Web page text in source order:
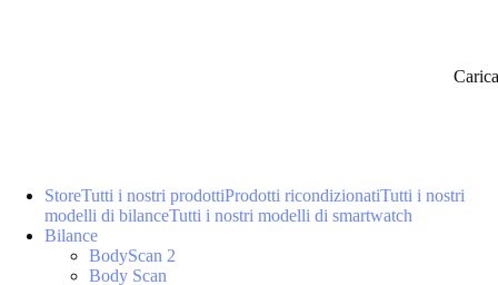
StoreTutti i nostri prodottiProdotti ricondizionatiTutti i nostri
modelli di bilanceTutti i nostri modelli di smartwatch
Bilance
BodyScan 2
Body Scan